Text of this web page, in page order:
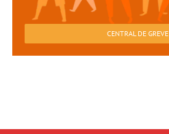
CENTRAL DE GREVE